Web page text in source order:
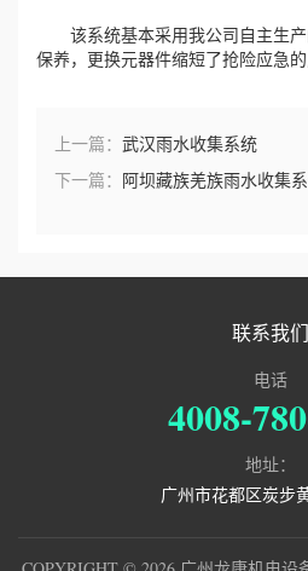
该系统基本采用我公司自主生产
保养，更换元器件缩短了抢险应急的
上一篇： 武汉雨水收集系统
下一篇： 阿坝藏族羌族雨水收集
联系我们
电话
4008-
地址：
广州市花都区炭步